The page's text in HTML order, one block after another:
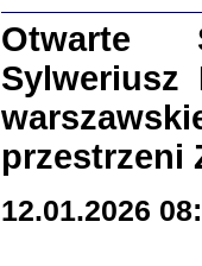
Otwarte
Sylweriusz
przestrzeni
12.01.2026